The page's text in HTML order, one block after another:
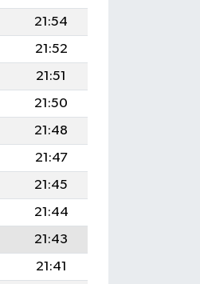
21:54
21:52
21:51
21:50
21:48
21:47
21:45
21:44
21:43
21:41